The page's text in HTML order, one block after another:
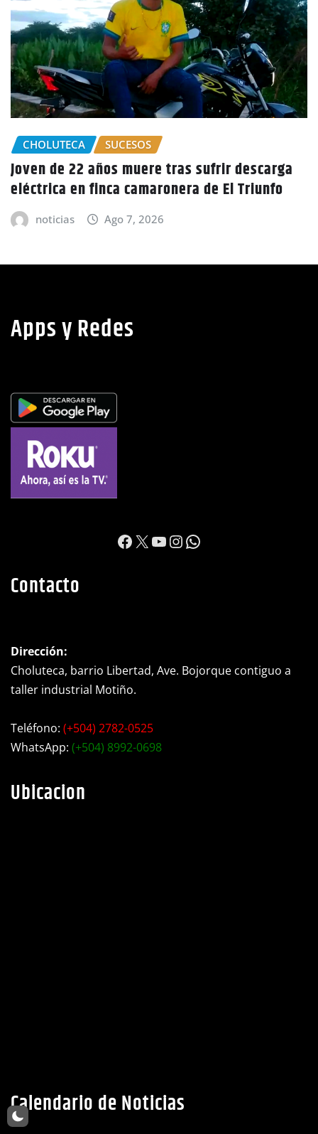
GOBIERNO HONDURAS NACIONALES
CIDH escucha denuncias por uso de juicios
políticos y debilidad de la independencia
Choluteca, barrio Libertad, Ave. Bojorque contiguo a
taller industrial Motiño.
WhatsApp:(+504) 8992-0698